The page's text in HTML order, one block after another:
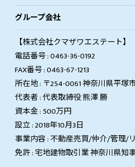
グループ会社
【株式会社クマザワエステート】
電話番号 : 0463-36-0192
FAX番号 : 0463-67-1213
所在地 : 〒254-0061 神奈川県平塚
代表者 : 代表取締役 熊澤 勝
資本金 : 500万円
設立 : 2018年10月3日
事業内容 : 不動産売買/仲介/管理/
免許 : 宅地建物取引業 神奈川県知